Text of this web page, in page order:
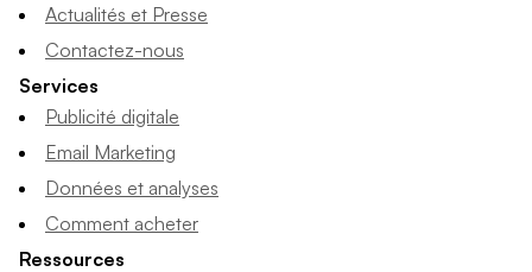
Actualités et Presse
Contactez-nous
Services
Publicité digitale
Email Marketing
Données et analyses
Comment acheter
Ressources